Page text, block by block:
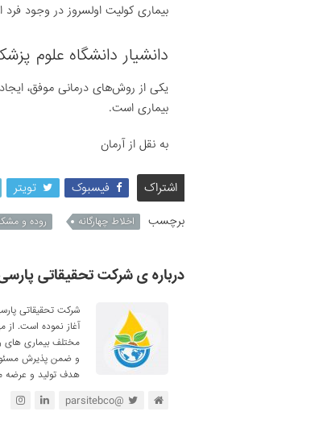
بیماری کولیت اولسروز در وجود
دانشیار دانشگاه علوم
یکی از روش‌های درمانی موفق،
بیماری است.
به نقل از آرمان
اشتراک فیسبوک تویتر
برچسب
اخلاط چهارگانه روده و
درباره ی شرکت تحقیقاتی
آغاز نموده است.
مختلف بیماری های
و ضمن پذیرش
هدف تولید و عرضه
@parsitebco